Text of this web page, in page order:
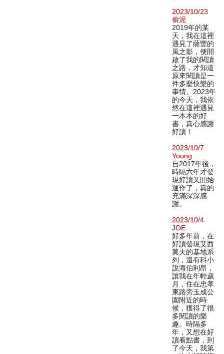
2023/10/23
偷泥
2019年的某
天，我在這裡
遇見了薩豐的
風之影，便開
啟了我的閱讀
之路，才知道
原來閱讀是一
件多麼快樂的
事情。2023年
的今天，我依
然在這裡遇見
一本本的好
書，真心感謝
好讀！
2023/10/7
Young
自2017年後，
時隔六年才發
現好讀又開始
運作了，真的
充滿深深感
謝。
2023/10/4
JOE
好多年前，在
好讀發現艾西
莫夫的基地系
列，還有科小
說海伯利昂，
讓我在年輕歲
月，住在忠孝
東路旁玉成公
園附近的時
候，獲得了很
多閱讀的樂
趣。時隔多
年，又想在好
讀看點書，到
了今天，我第